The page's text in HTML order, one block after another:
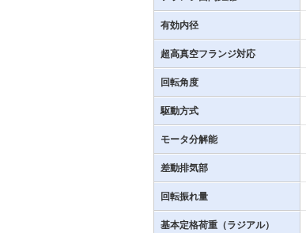
有効内径
超高真空フランジ対応
回転角度
駆動方式
モータ分解能
差動排気部
回転振れ量
基本定格荷重（ラジアル）